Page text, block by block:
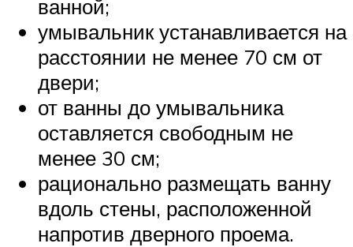
ванной;
умывальник устанавливается на
расстоянии не менее 70 см от
двери;
от ванны до умывальника
оставляется свободным не
менее 30 см;
рационально размещать ванну
вдоль стены, расположенной
напротив дверного проема.